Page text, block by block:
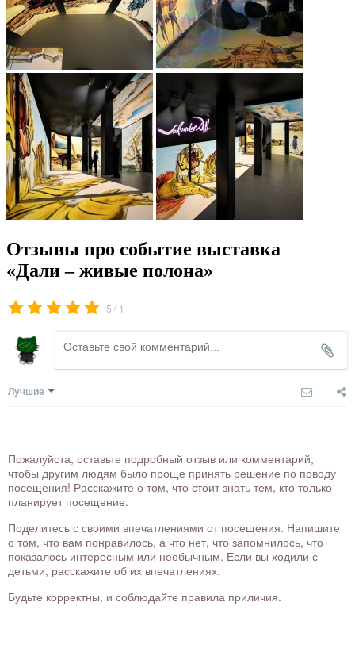
Отзывы про событие выставка
«Дали – живые полона»
5 / 1
Лучшие
Пожалуйста, оставьте подробный отзыв или комментарий,
чтобы другим людям было проще принять решение по поводу
посещения! Расскажите о том, что стоит знать тем, кто только
планирует посещение.
Поделитесь с своими впечатлениями от посещения. Напишите
о том, что вам понравилось, а что нет, что запомнилось, что
показалось интересным или необычным. Если вы ходили с
детьми, расскажите об их впечатлениях.
Будьте корректны, и соблюдайте правила приличия.